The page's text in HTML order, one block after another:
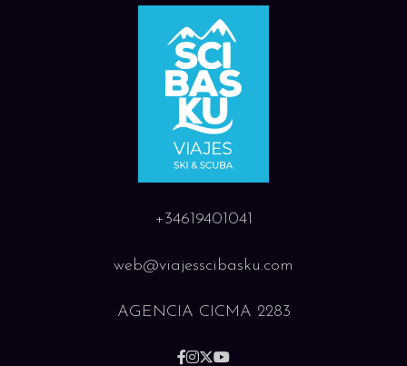
+34619401041
web@viajesscibasku.com
AGENCIA CICMA 2283